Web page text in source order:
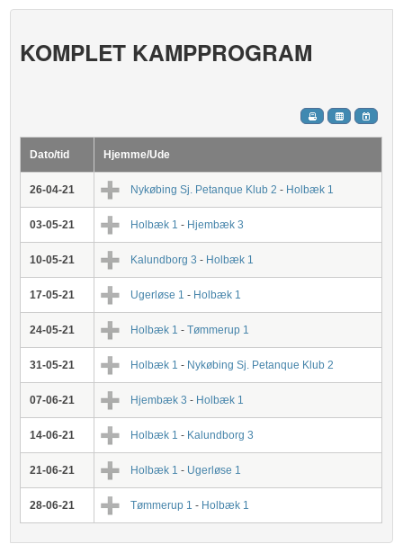
KOMPLET KAMPPROGRAM
Dato/tid Hjemme/Ude
26-04-21 Nykøbing Sj. Petanque Klub 2 - Holbæk 1
03-05-21 Holbæk 1- Hjembæk 3
10-05-21 Kalundborg 3- Holbæk 1
17-05-21 Ugerløse 1- Holbæk 1
24-05-21 Holbæk 1-Tømmerup 1
31-05-21 Holbæk 1- Nykøbing Sj. Petanque Klub 2
07-06-21 Hjembæk 3- Holbæk 1
14-06-21 Holbæk 1- Kalundborg 3
21-06-21 Holbæk 1- Ugerløse 1
28-06-21 Tømmerup 1- Holbæk 1